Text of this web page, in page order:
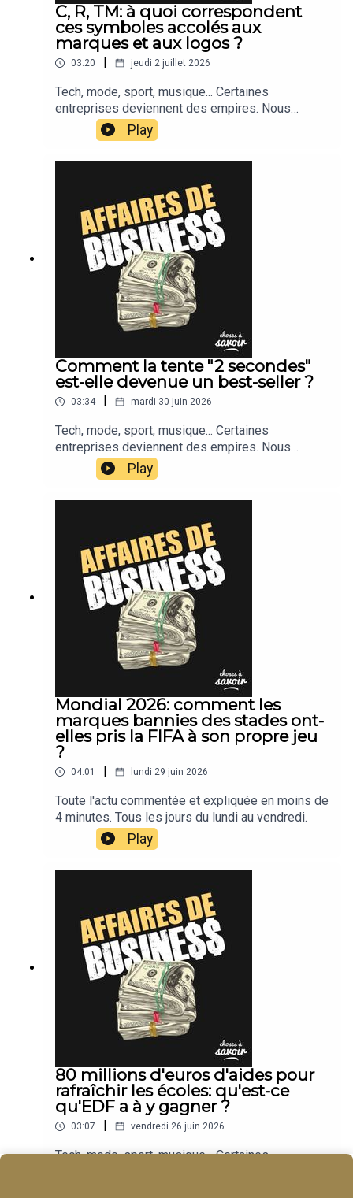
C, R, TM: à quoi correspondent
ces symboles accolés aux
marques et aux logos ?
03:20 | jeudi 2 juillet 2026
Tech, mode, sport, musique... Certaines
entreprises deviennent des empires. Nous
suivons leur actu.
Play
Comment la tente "2 secondes"
est-elle devenue un best-seller ?
03:34 | mardi 30 juin 2026
Tech, mode, sport, musique... Certaines
entreprises deviennent des empires. Nous
suivons leur actu.
Play
Mondial 2026: comment les
marques bannies des stades ont-
elles pris la FIFA à son propre jeu
?
04:01 lundi 29 juin 2026
Toute l'actu commentée et expliquée en moins de
4 minutes. Tous les jours du lundi au vendredi.
Play
80 millions d'euros d'aides pour
rafraîchir les écoles: qu'est-ce
qu'EDF a à y gagner ?
03:07 vendredi 26 juin 2026
Tech, mode, sport, musique... Certaines